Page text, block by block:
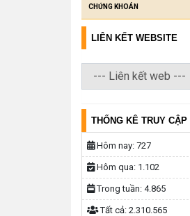
CHỨNG KHOÁN
LIÊN KẾT WEBSITE
THỐNG KÊ TRUY CẬP
Hôm nay: 727
Hôm qua: 1.102
Trong tuần: 4.865
Tất cả: 2.310.565